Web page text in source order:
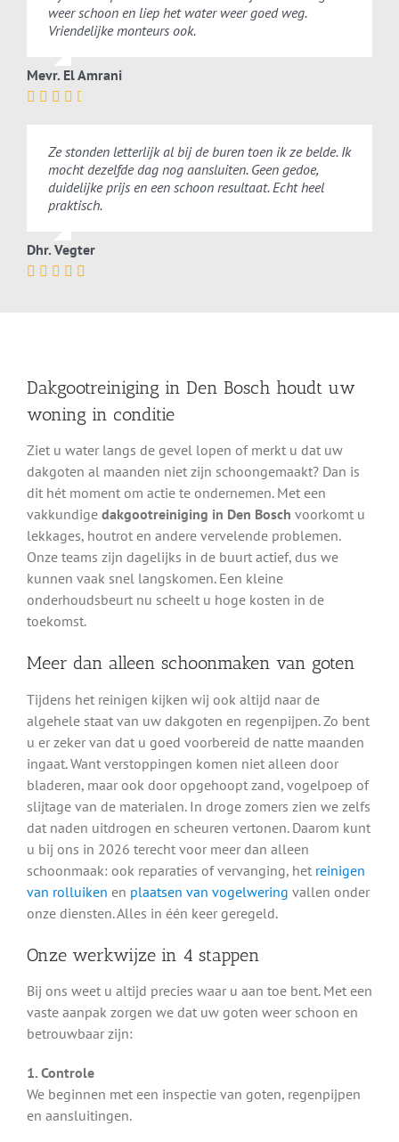
weer schoon en liep het water weer goed weg.
Vriendelijke monteurs ook.
Mevr. El Amrani
Ze stonden letterlijk al bij de buren toen ik ze belde. Ik
mocht dezelfde dag nog aansluiten. Geen gedoe,
duidelijke prijs en een schoon resultaat. Echt heel
praktisch.
Dhr. Vegter
Dakgootreiniging in Den Bosch houdt uw
woning in conditie
Ziet u water langs de gevel lopen of merkt u dat uw
dakgoten al maanden niet zijn schoongemaakt? Dan is
dit hét moment om actie te ondernemen. Met een
vakkundige dakgootreiniging in Den Bosch voorkomt u
lekkages, houtrot en andere vervelende problemen.
Onze teams zijn dagelijks in de buurt actief, dus we
kunnen vaak snel langskomen. Een kleine
onderhoudsbeurt nu scheelt u hoge kosten in de
toekomst.
Meer dan alleen schoonmaken van goten
Tijdens het reinigen kijken wij ook altijd naar de
algehele staat van uw dakgoten en regenpijpen. Zo bent
u er zeker van dat u goed voorbereid de natte maanden
ingaat. Want verstoppingen komen niet alleen door
bladeren, maar ook door opgehoopt zand, vogelpoep of
slijtage van de materialen. In droge zomers zien we zelfs
dat naden uitdrogen en scheuren vertonen. Daarom kunt
u bij ons in 2026 terecht voor meer dan alleen
schoonmaak: ook reparaties of vervanging, het reinigen
van rolluiken en plaatsen van vogelwering vallen onder
onze diensten. Alles in één keer geregeld.
Onze werkwijze in 4 stappen
Bij ons weet u altijd precies waar u aan toe bent. Met een
vaste aanpak zorgen we dat uw goten weer schoon en
betrouwbaar zijn:
1. Controle
We beginnen met een inspectie van goten, regenpijpen
en aansluitingen.